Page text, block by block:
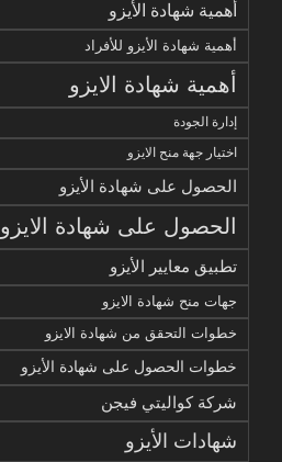
أهمية شهادة الأيزو
أهمية شهادة الأيزو للأفراد
أهمية شهادة الايزو
إدارة الجودة
اختيار جهة منح الايزو
الحصول على شهادة الأيزو
الحصول على شهادة الايزو
تطبيق معايير الأيزو
جهات منح شهادة الايزو
خطوات التحقق من شهادة الايزو
خطوات الحصول على شهادة الأيزو
شركة كواليتي فيجن
شهادات الأيزو